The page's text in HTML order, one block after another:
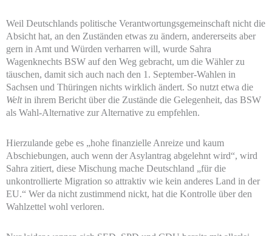
Weil Deutschlands politische Verantwortungsgemeinschaft nicht die
Absicht hat, an den Zuständen etwas zu ändern, andererseits aber
gern in Amt und Würden verharren will, wurde Sahra
Wagenknechts BSW auf den Weg gebracht, um die Wähler zu
täuschen, damit sich auch nach den 1. September-Wahlen in
Sachsen und Thüringen nichts wirklich ändert. So nutzt etwa die
Weltin ihrem Bericht über die Zustände die Gelegenheit, das BSW
als Wahl-Alternative zur Alternative zu empfehlen.
Hierzulande gebe es „hohe finanzielle Anreize und kaum
Abschiebungen, auch wenn der Asylantrag abgelehnt wird“, wird
Sahra zitiert, diese Mischung mache Deutschland „für die
unkontrollierte Migration so attraktiv wie kein anderes Land in der
EU.“ Wer da nicht zustimmend nickt, hat die Kontrolle über den
Wahlzettel wohl verloren.